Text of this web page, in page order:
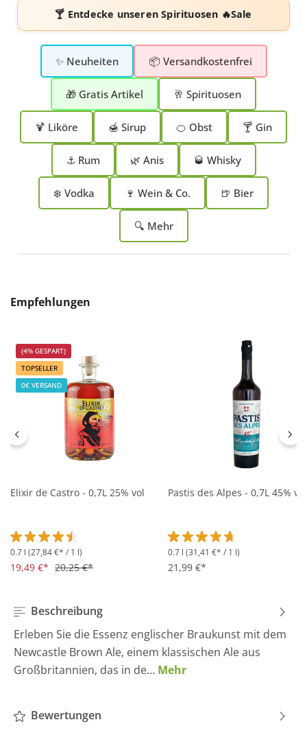
🍸 Entdecke unserenSpirituosen 🔥Sale
✨ Neuheiten 📦 Versandkostenfrei
🎁 Gratis Artikel 🥂 Spirituosen
🍹 Liköre 🍯 Sirup 🍊 Obst 🍸 Gin
⚓ Rum 🌿 Anis 🥃 Whisky
❄️ Vodka 🍷 Wein & Co. 🍺 Bier
🔍 Mehr
Produktgalerie überspringen
Empfehlungen
(4% GESPART)
TOPSELLER
0€ VERSAND
Elixir de Castro - 0,7L 25% vol
Durchschnittliche Bewertung von 4.5 von 5 Sternen
0.7 l (27,84 €* / 1 l)
19,49 €* 20,25 €*
Pastis des Alpes - 0,7L 45% vol
Durchschnittliche
0.7 l (31,41 €* / 1 l)
21,99 €*
Beschreibung
Erleben Sie die Essenz englischer Braukunst mit dem
Newcastle Brown Ale, einem klassischen Ale aus
Großbritannien, das in de… Mehr
Bewertungen